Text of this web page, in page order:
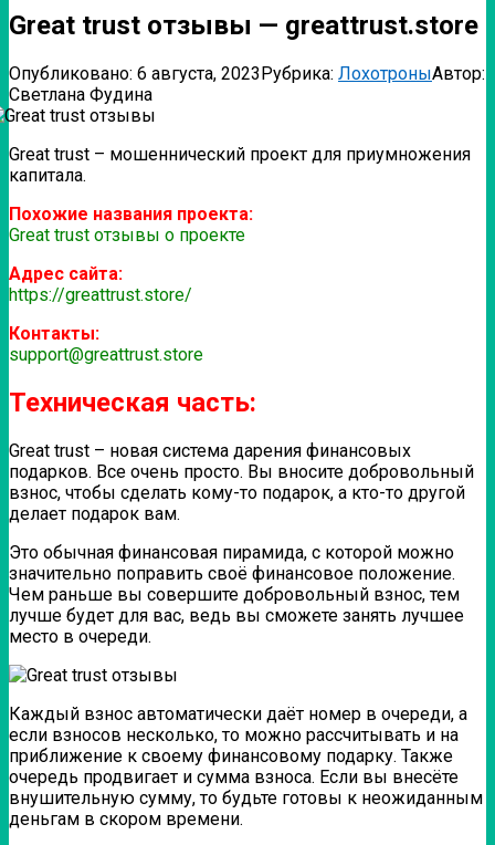
Great trust отзывы — greattrust.store
Опубликовано: 6 августа, 2023Рубрика: ЛохотроныАвтор:
Светлана Фудина
Great trust – мошеннический проект для приумножения
капитала.
Похожие названия проекта:
Great trust отзывы о проекте
Адрес сайта:
https://greattrust.store/
Контакты:
support@greattrust.store
Техническая часть:
Great trust – новая система дарения финансовых
подарков. Все очень просто. Вы вносите добровольный
взнос, чтобы сделать кому-то подарок, а кто-то другой
делает подарок вам.
Это обычная финансовая пирамида, с которой можно
значительно поправить своё финансовое положение.
Чем раньше вы совершите добровольный взнос, тем
лучше будет для вас, ведь вы сможете занять лучшее
место в очереди.
Каждый взнос автоматически даёт номер в очереди, а
если взносов несколько, то можно рассчитывать и на
приближение к своему финансовому подарку. Также
очередь продвигает и сумма взноса. Если вы внесёте
внушительную сумму, то будьте готовы к неожиданным
деньгам в скором времени.